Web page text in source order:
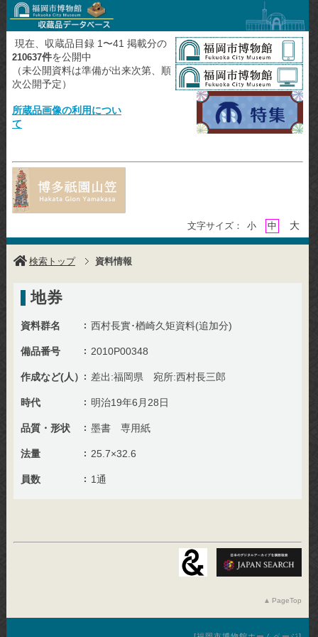
現在、収蔵品目録 1〜41 掲載分の
210637件を公開中
（未公開資料は準備が出来次第、順
次公開予定）
所蔵品画像の利用につい
て
文字サイズ： 小 中 大
検索トップ 資料情報
地券
資料群名 西村長實･楢崎久矩資料(追加分)
備品番号 2010P00348
作成など(人） 差出:福岡県 宛所:西村長三郎
時代 明治19年6月28日
品質・形状 墨書 専用紙
法量 25.7×32.6
員数 1通
PageTop